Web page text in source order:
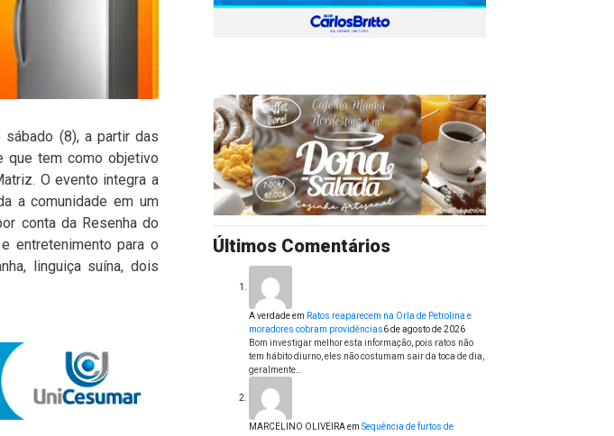
sábado (8), a partir das
que tem como objetivo
O evento integra a
a comunidade em um
conta da Resenha do
entretenimento para o
linguiça suína, dois
Últimos Comentários
A verdadeem Ratos reaparecem na Orla de Petrolina e
moradores cobram providências6 de agosto de 2026
Bom investigar melhor esta informação, pois ratos não
tem hábito diurno, eles não costumam sair da toca de dia,
geralmente…
MARCELINO OLIVEIRAem Sequência de furtos de